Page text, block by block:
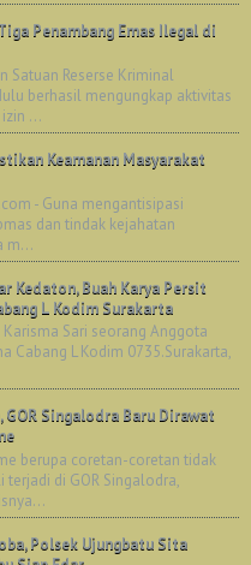
Penambang Emas Ilegal di
Satuan Reserse Kriminal
berhasil mengungkap aktivitas
...
Keamanan Masyarakat
- Guna mengantisipasi
dan tindak kejahatan
m...
Kedaton, Buah Karya Persit
L Kodim Surakarta
Sari seorang Anggota
Cabang L Kodim 0735.Surakarta,
Singalodra Baru Dirawat
berupa coretan-coretan tidak
di GOR Singalodra,
Polsek Ujungbatu Sita